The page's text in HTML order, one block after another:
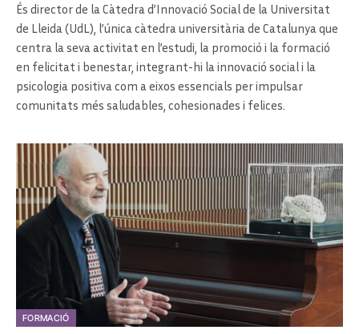
És director de la Càtedra d’Innovació Social de la Universitat
de Lleida (UdL), l’única càtedra universitària de Catalunya que
centra la seva activitat en l’estudi, la promoció i la formació
en felicitat i benestar, integrant-hi la innovació social i la
psicologia positiva com a eixos essencials per impulsar
comunitats més saludables, cohesionades i felices.
FORMACIÓ